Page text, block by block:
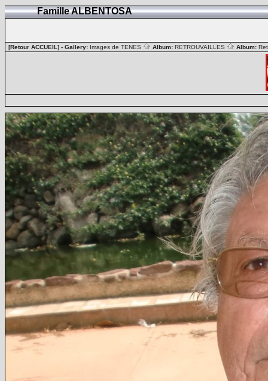
Famille ALBENTOSA
[Retour ACCUEIL] - Gallery: Images de TENES Album: RETROUVAILLES Album: